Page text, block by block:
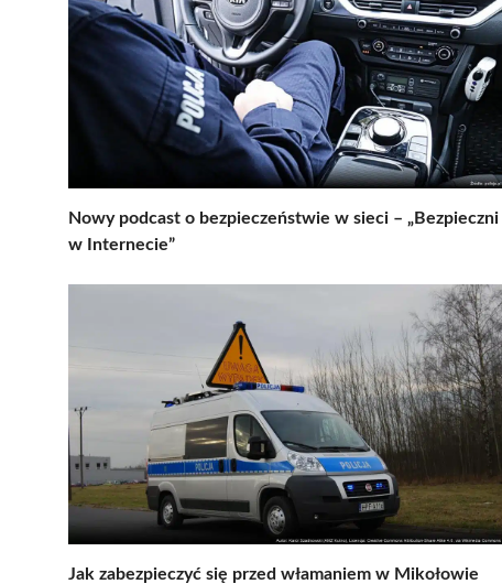
Nowy podcast o bezpieczeństwie w sieci – „Bezpieczni
w Internecie”
Jak zabezpieczyć się przed włamaniem w Mikołowie